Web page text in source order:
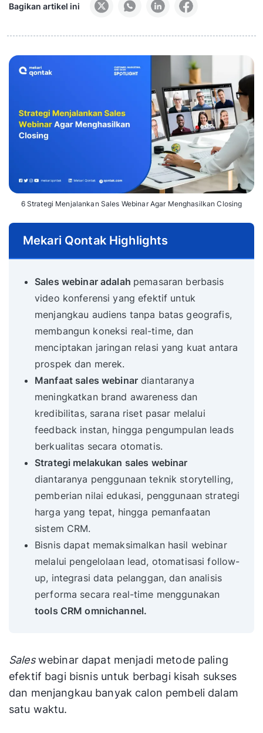
Bagikan artikel ini
6 Strategi Menjalankan Sales Webinar Agar Menghasilkan Closing
Mekari Qontak Highlights
Sales webinar adalah pemasaran berbasis
video konferensi yang efektif untuk
menjangkau audiens tanpa batas geografis,
membangun koneksi real-time, dan
menciptakan jaringan relasi yang kuat antara
prospek dan merek.
Manfaat sales webinar diantaranya
meningkatkan brand awareness dan
kredibilitas, sarana riset pasar melalui
feedback instan, hingga pengumpulan leads
berkualitas secara otomatis.
Strategi melakukan sales webinar
diantaranya penggunaan teknik storytelling,
pemberian nilai edukasi, penggunaan strategi
harga yang tepat, hingga pemanfaatan
sistem CRM.
Bisnis dapat memaksimalkan hasil webinar
melalui pengelolaan lead, otomatisasi follow-
up, integrasi data pelanggan, dan analisis
performa secara real-time menggunakan
tools CRM omnichannel.
Saleswebinar dapat menjadi metode paling
efektif bagi bisnis untuk berbagi kisah sukses
dan menjangkau banyak calon pembeli dalam
satu waktu.